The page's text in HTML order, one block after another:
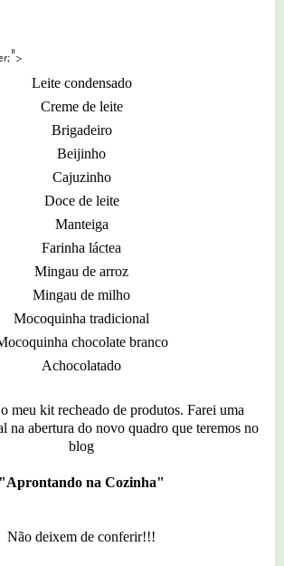
Leite condensado
Creme de leite
Brigadeiro
Beijinho
Cajuzinho
Doce de leite
Manteiga
Farinha láctea
Mingau de arroz
Mingau de milho
Mocoquinha tradicional
chocolate branco
Achocolatado
meu kit recheado de produtos. Farei uma
na abertura do novo quadro que teremos no
blog
"Aprontando na Cozinha"
Não deixem de conferir!!!